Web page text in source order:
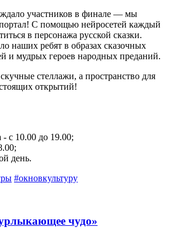
участников в финале — мы
С помощью нейросетей каждый
в персонажа русской сказки.
наших ребят в образах сказочных
и мудрых героев народных преданий.
стеллажи, а пространство для
открытий!
с 10.00 до 19.00;
день.
#окновкультуру
чудо»